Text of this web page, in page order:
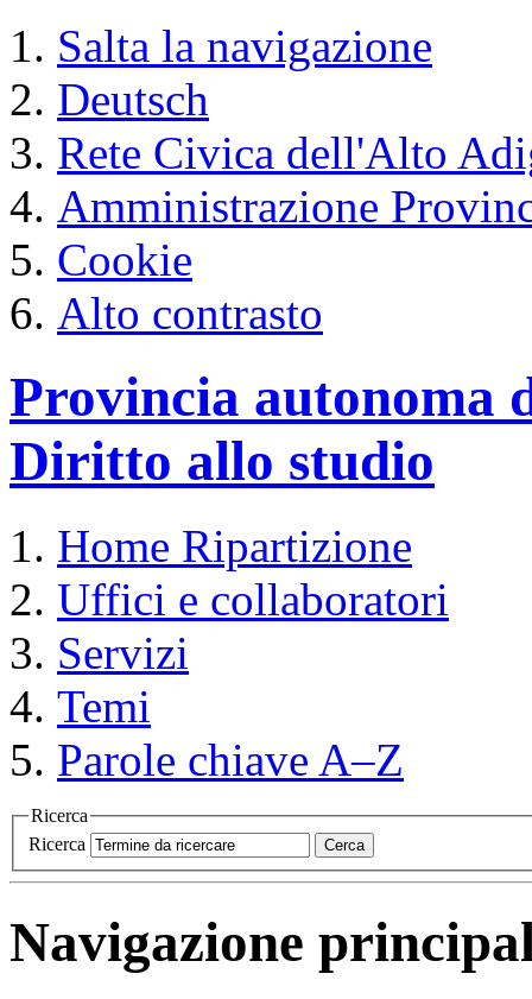
Salta la navigazione
Deutsch
Rete Civica dell'Alto
Amministrazione
Cookie
Alto contrasto
Provincia autonoma
Diritto allo studio
Home Ripartizione
Uffici e collaboratori
Servizi
Temi
Parole chiave A–Z
Ricerca
Ricerca
Cerca
Navigazione